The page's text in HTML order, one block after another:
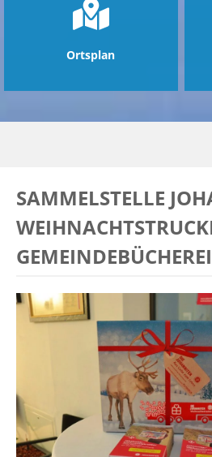
Ortsplan
SAMMELSTELLE
GEMEINDEBÜCHEREI